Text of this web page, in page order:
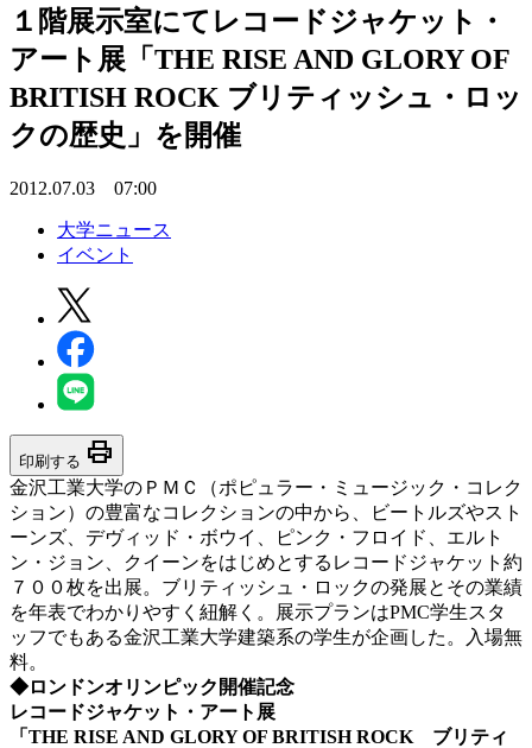
１階展示室にてレコードジャケット・
アート展「THE RISE AND GLORY OF
BRITISH ROCK ブリティッシュ・ロッ
クの歴史」を開催
2012.07.03 07:00
大学ニュース
イベント
印刷する print
金沢工業大学のＰＭＣ（ポピュラー・ミュージック・コレク
ション）の豊富なコレクションの中から、ビートルズやスト
ーンズ、デヴィッド・ボウイ、ピンク・フロイド、エルト
ン・ジョン、クイーンをはじめとするレコードジャケット約
７００枚を出展。ブリティッシュ・ロックの発展とその業績
を年表でわかりやすく紐解く。展示プランはPMC学生スタ
ッフでもある金沢工業大学建築系の学生が企画した。入場無
料。
◆ロンドンオリンピック開催記念
レコードジャケット・アート展
「THE RISE AND GLORY OF BRITISH ROCK ブリティ